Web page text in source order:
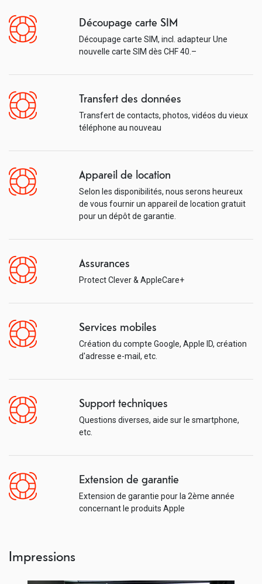
Découpage carte SIM
Découpage carte SIM, incl. adapteur Une
nouvelle carte SIM dès CHF 40.–
Transfert des données
Transfert de contacts, photos, vidéos du vieux
téléphone au nouveau
Appareil de location
Selon les disponibilités, nous serons heureux
de vous fournir un appareil de location gratuit
pour un dépôt de garantie.
Assurances
Protect Clever & AppleCare+
Services mobiles
Création du compte Google, Apple ID, création
d'adresse e-mail, etc.
Support techniques
Questions diverses, aide sur le smartphone,
etc.
Extension de garantie
Extension de garantie pour la 2ème année
concernant le produits Apple
Impressions